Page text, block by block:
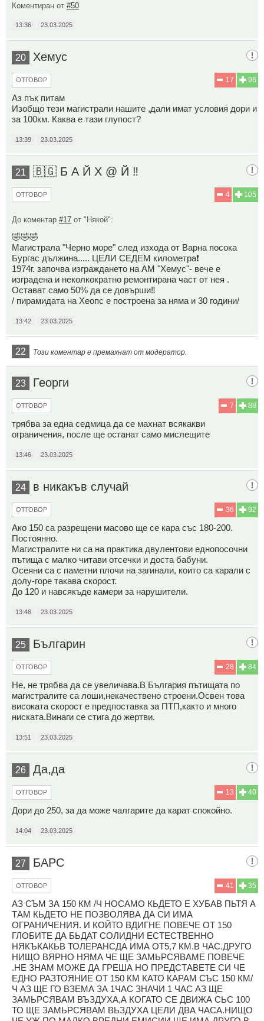
Коментиран от #50
13:36 23.03.2025
20 Хемус
96
17
ОТГОВОР
Аз пък питам
Изобщо тези магистрали нашите ,дали имат условия дори и
за 100км. Каква е тази глупост?
13:39 23.03.2025
21 🇧🇬 Б А Й Х @ Й ‼️
105
4
ОТГОВОР
До коментар #17 от "Някой":
🤣🤣🤣
Магистрала "Черно море" след изхода от Варна посока
Бургас дължина..... ЦЕЛИ СЕДЕМ километра❗
1974г. започва изграждането на АМ "Хемус"- вече е
изградена и неколкократно ремонтирана част от нея .
Остават само 50% да се довърши‼️
/ пирамидата на Хеопс е построена за няма и 30 години/
13:42 23.03.2025
22 Този коментар е премахнат от модератор.
23 Георги
88
7
ОТГОВОР
трябва за една седмица да се махнат всякакви
ограничения, после ще останат само мислещите
13:46 23.03.2025
24 в никакъв случай
92
36
ОТГОВОР
Ако 150 са разрещени масово ще се кара със 180-200.
Постоянно.
Магистралите ни са на практика двулентови еднопосочни
пътища с малко читави отсечки и доста бабуни.
Осеяни са с паметни плочи на загинали, които са карали с
долу-горе такава скорост.
До 120 и навсякъде камери за нарушители.
13:48 23.03.2025
25 Българин
84
28
ОТГОВОР
Не, не трябва да се увеличава.В България пътищата по
магистралите са лоши,некачествено строени.Освен това
високата скорост е предпоставка за ПТП,както и много
ниската.Винаги се стига до жертви.
13:51 23.03.2025
26 Да,да
40
13
ОТГОВОР
Дори до 250, за да може чалгарите да карат спокойно.
14:04 23.03.2025
27 БАРС
35
41
ОТГОВОР
АЗ СЪМ ЗА 150 КМ /Ч НОСАМО КЬДЕТО Е ХУБАВ ПЬТЯ А
ТАМ КЬДЕТО НЕ ПОЗВОЛЯВА ДА СИ ИМА
ОГРАНИЧЕНИЯ. И КОЙТО ВДИГНЕ ПОВЕЧЕ ОТ 150
ГЛОБИТЕ ДА БЬДАТ СОЛИДНИ ЕСТЕСТВЕННО
НЯКЪКАКЬВ ТОЛЕРАНСДА ИМА ОТ5,7 КМ.В ЧАС.ДРУГО
НИЩО ВЯРНО НЯМА ЧЕ ЩЕ ЗАМЬРСЯВАМЕ ПОВЕЧЕ
.НЕ ЗНАМ МОЖЕ ДА ГРЕША НО ПРЕДСТАВЕТЕ СИ ЧЕ
ЕДНО РАЗТОЯНИЕ ОТ 150 КМ КАТО КАРАМ СЪС 150 КМ/
Ч АЗ ЩЕ ГО ВЗЕМА ЗА 1ЧАС ЗНАЧИ 1 ЧАС АЗ ЩЕ
ЗАМЬРСЯВАМ ВЪЗДУХА,А КОГАТО СЕ ДВИЖА СЬС 100
ТО ЩЕ ЗАМЬРСЯВАМ ВЬЗДУХА ЦЕЛИ ДВА ЧАСА.НИЩО